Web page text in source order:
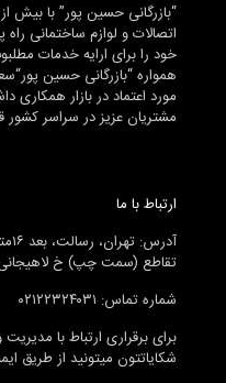
“بازرگانی حسین پور” با بیش
اتصالات و لوازم ساختمانی
خود را برای ارایه خدمات
همواره “بازرگانی حسین
مورد اعتماد در بازار همکاری
مشتریان عزیز در سراسر کشور
ارتباط با ما
تقاطع (سمت چپ) خ لاهیجانی
شماره تماس: ۰۲۱۲۲۳۲۴۰۳۱
برای برقراری ارتباط با
شکایاتتون میتونید از طریق